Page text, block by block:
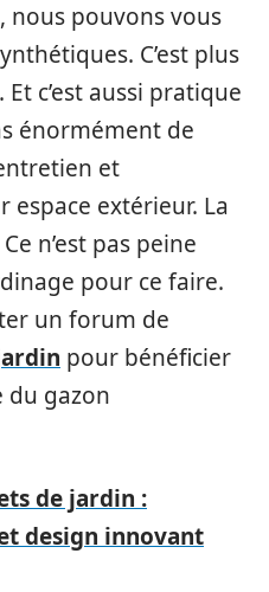
nous pouvons vous
C’est plus
c’est aussi pratique
énormément de
et
espace extérieur. La
n’est pas peine
pour ce faire.
un forum de
pour bénéficier
du gazon
de jardin :
design innovant